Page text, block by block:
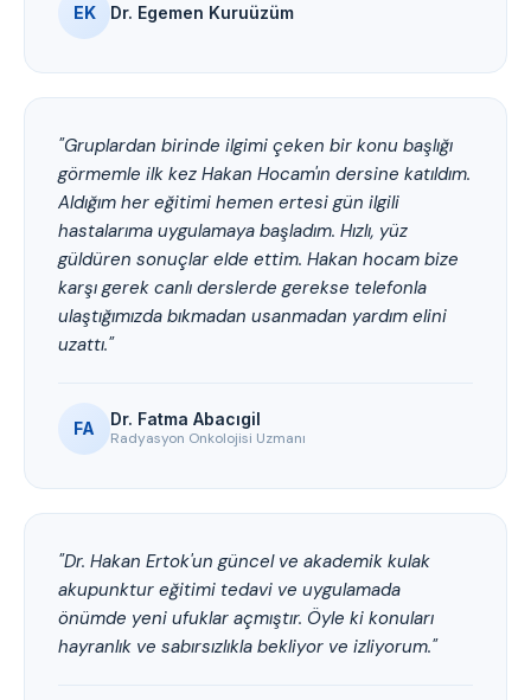
EK Dr. Egemen Kuruüzüm
"Gruplardan birinde ilgimi çeken bir konu başlığı
görmemle ilk kez Hakan Hocam'ın dersine katıldım.
Aldığım her eğitimi hemen ertesi gün ilgili
hastalarıma uygulamaya başladım. Hızlı, yüz
güldüren sonuçlar elde ettim. Hakan hocam bize
karşı gerek canlı derslerde gerekse telefonla
ulaştığımızda bıkmadan usanmadan yardım elini
uzattı."
FA Dr. Fatma Abacıgil
Radyasyon Onkolojisi Uzmanı
"Dr. Hakan Ertok'un güncel ve akademik kulak
akupunktur eğitimi tedavi ve uygulamada
önümde yeni ufuklar açmıştır. Öyle ki konuları
hayranlık ve sabırsızlıkla bekliyor ve izliyorum."